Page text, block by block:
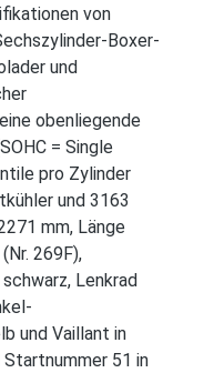
von
Boxer-
und
obenliegende
= Single
pro Zylinder
und 3163
mm, Länge
269F),
Lenkrad
und Vaillant in
Startnummer 51 in